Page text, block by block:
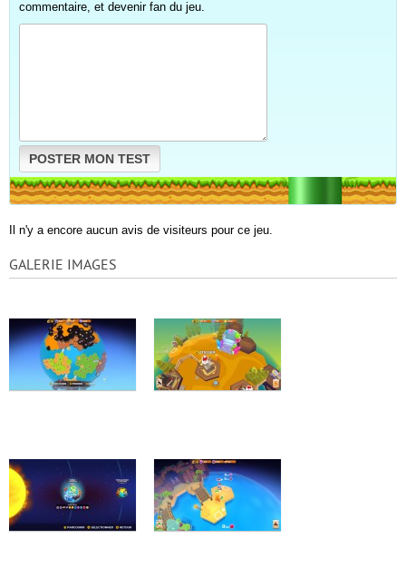
commentaire, et devenir fan du jeu.
POSTER MON TEST
Il n'y a encore aucun avis de visiteurs pour ce jeu.
GALERIE IMAGES